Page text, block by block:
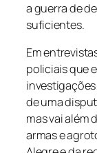
a guerra de
suficientes.
Em
policiais que
de uma
mas vai além
armas e